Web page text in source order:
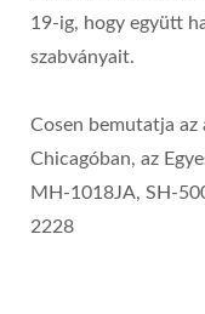
19-ig, hogy együtt
szabványait.
Cosen bemutatja az
Chicagóban, az
MH-1018JA, SH-
2228